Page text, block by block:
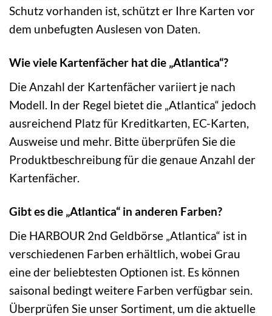
Schutz vorhanden ist, schützt er Ihre Karten vor
dem unbefugten Auslesen von Daten.
Wie viele Kartenfächer hat die „Atlantica“?
Die Anzahl der Kartenfächer variiert je nach
Modell. In der Regel bietet die „Atlantica“ jedoch
ausreichend Platz für Kreditkarten, EC-Karten,
Ausweise und mehr. Bitte überprüfen Sie die
Produktbeschreibung für die genaue Anzahl der
Kartenfächer.
Gibt es die „Atlantica“ in anderen Farben?
Die HARBOUR 2nd Geldbörse „Atlantica“ ist in
verschiedenen Farben erhältlich, wobei Grau
eine der beliebtesten Optionen ist. Es können
saisonal bedingt weitere Farben verfügbar sein.
Überprüfen Sie unser Sortiment, um die aktuelle